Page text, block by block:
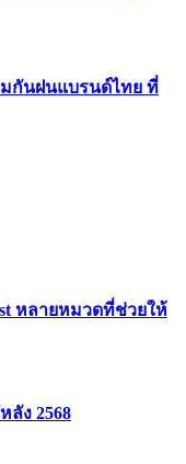
มกันฝนแบรนด์ไทย ที่
หลายหมวดที่ช่วยให้
ลัง 2568